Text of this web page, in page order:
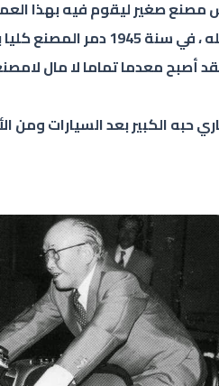
زلزال عنيف ،
أصبح معدما تماما لا مال
حبه الكبير بعد السيارات ومن